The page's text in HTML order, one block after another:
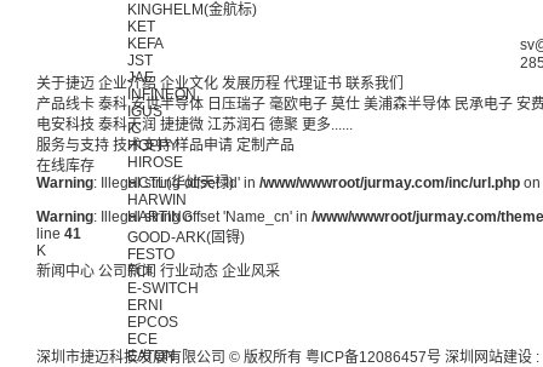
KINGHELM(金航标)
KET
KEFA
JST
JAE
INFINEON
IGUS
IC
HOPPY
HIROSE
HCTL(华灿天禄)
HARWIN
HARTING
GOOD-ARK(固锝)
FESTO
FCI
E-SWITCH
ERNI
EPCOS
ECE
EATON
关于捷迈 企业介绍 企业文化 发展历程 代理证书 联系我们
产品线卡 泰科 安世半导体 日压瑞子 毫欧电子 莫仕 美浦森半导体 民承电子 安
电安科技 泰科天润 捷捷微 江苏润石 德聚 更多......
服务与支持 技术支持 样品申请 定制产品
在线库存
Warning: Illegal string offset 'Id' in /www/wwwroot/jurmay.com/inc/url.php
Warning: Illegal string offset 'Name_cn' in /www/wwwroot/jurmay.com/
line 41
K
新闻中心 公司新闻 行业动态 企业风采
深圳市捷迈科技发展有限公司 © 版权所有 粤ICP备12086457号 深圳网站建设 :